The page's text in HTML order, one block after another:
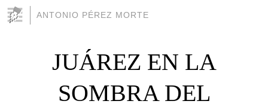
ANTONIO PÉREZ MORTE
JUÁREZ EN LA
SOMBRA DEL